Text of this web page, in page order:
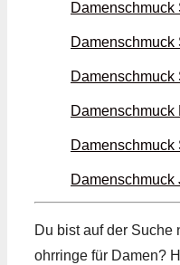
Damenschmuck
Damenschmuck
Damenschmuck
Damenschmuck
Damenschmuck
Du bist auf der
ohrringe für Damen?